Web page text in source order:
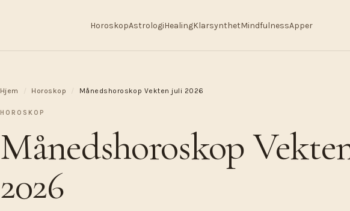
HoroskopAstrologiHealingKlarsynthetMindfulnessApper
Hjem Horoskop Månedshoroskop Vekten juli 2026
HOROSKOP
Månedshoroskop
2026